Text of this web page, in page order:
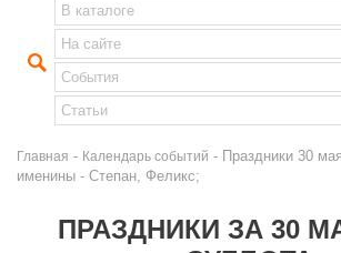
Главная - Календарь событий - Праздники 30
именины - Степан, Феликс;
ПРАЗДНИКИ ЗА 30